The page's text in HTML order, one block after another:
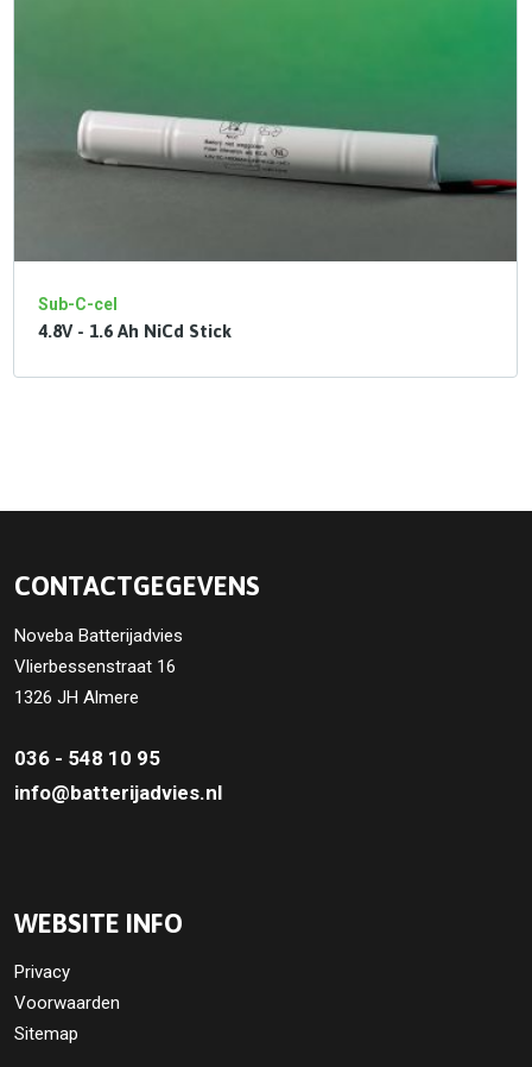
Sub-C-cel
4.8V - 1.6 Ah NiCd Stick
CONTACTGEGEVENS
Noveba Batterijadvies
Vlierbessenstraat 16
1326 JH Almere
036 - 548 10 95
info@batterijadvies.nl
WEBSITE INFO
Privacy
Voorwaarden
Sitemap